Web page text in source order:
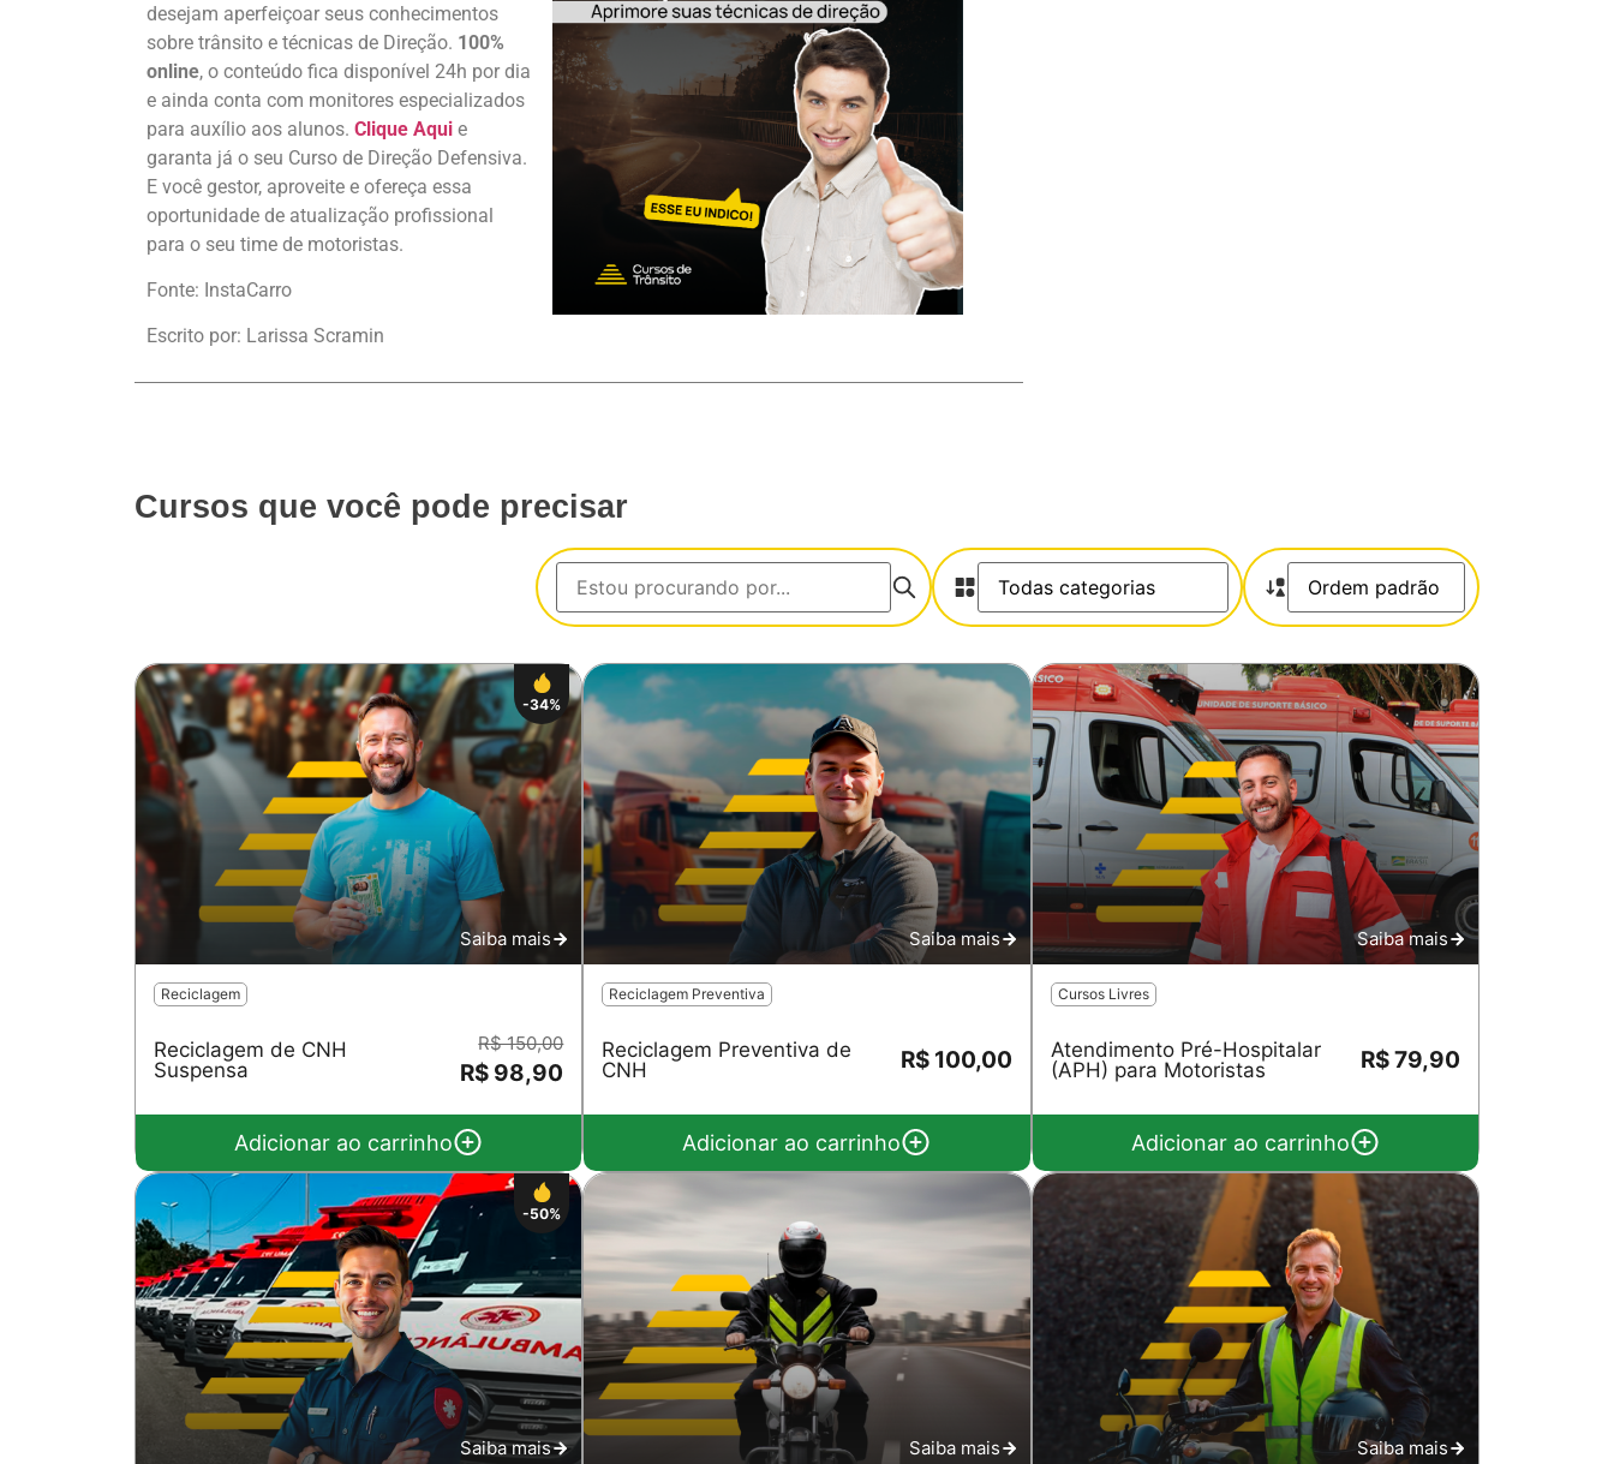
desejam aperfeiçoar seus conhecimentos
sobre trânsito e técnicas de Direção. 100%
online, o conteúdo fica disponível 24h por dia
e ainda conta com monitores especializados
para auxílio aos alunos. Clique Aqui e
garanta já o seu Curso de Direção Defensiva.
E você gestor, aproveite e ofereça essa
oportunidade de atualização profissional
para o seu time de motoristas.
Fonte: InstaCarro
Escrito por: Larissa Scramin
Cursos que você pode precisar
-34%
Saiba mais
Reciclagem
Reciclagem de CNH
Suspensa
R$ 150,00
R$ 98,90
Adicionar ao carrinho
Saiba mais
Reciclagem Preventiva
Reciclagem Preventiva de
CNH
R$ 100,00
Adicionar ao carrinho
Saiba mais
Cursos Livres
Atendimento Pré-Hospitalar
(APH) para Motoristas
R$ 79,90
Adicionar ao carrinho
-50%
Saiba mais Saiba mais Saiba mais